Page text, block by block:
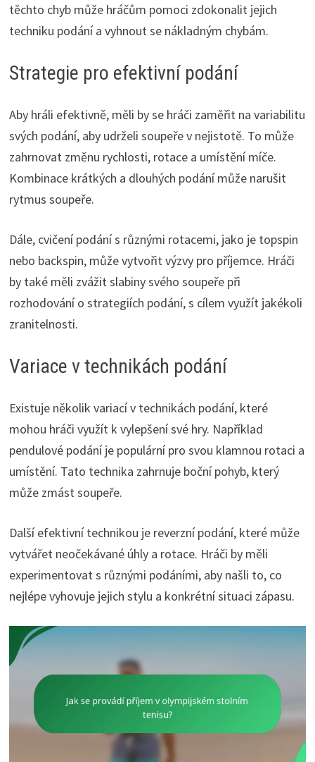
těchto chyb může hráčům pomoci zdokonalit jejich
techniku podání a vyhnout se nákladným chybám.
Strategie pro efektivní podání
Aby hráli efektivně, měli by se hráči zaměřit na variabilitu
svých podání, aby udrželi soupeře v nejistotě. To může
zahrnovat změnu rychlosti, rotace a umístění míče.
Kombinace krátkých a dlouhých podání může narušit
rytmus soupeře.
Dále, cvičení podání s různými rotacemi, jako je topspin
nebo backspin, může vytvořit výzvy pro příjemce. Hráči
by také měli zvážit slabiny svého soupeře při
rozhodování o strategiích podání, s cílem využít jakékoli
zranitelnosti.
Variace v technikách podání
Existuje několik variací v technikách podání, které
mohou hráči využít k vylepšení své hry. Například
pendulové podání je populární pro svou klamnou rotaci a
umístění. Tato technika zahrnuje boční pohyb, který
může zmást soupeře.
Další efektivní technikou je reverzní podání, které může
vytvářet neočekávané úhly a rotace. Hráči by měli
experimentovat s různými podáními, aby našli to, co
nejlépe vyhovuje jejich stylu a konkrétní situaci zápasu.